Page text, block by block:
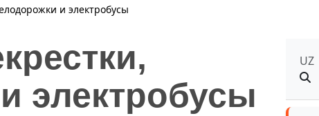
и электробусы
электробусы
UZ